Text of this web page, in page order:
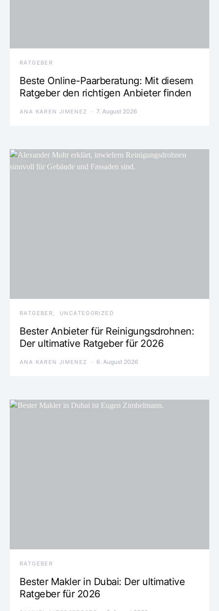
RATGEBER
Beste Online-Paarberatung: Mit diesem
Ratgeber den richtigen Anbieter finden
ANA KAREN JIMENEZ 7. August 2026
RATGEBER UNCATEGORIZED
Bester Anbieter für Reinigungsdrohnen:
Der ultimative Ratgeber für 2026
ANA KAREN JIMENEZ 6. August 2026
RATGEBER
Bester Makler in Dubai: Der ultimative
Ratgeber für 2026